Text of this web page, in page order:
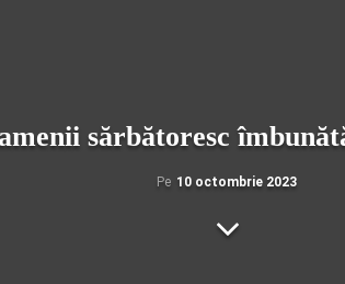
sărbătoresc
Pe 10 octombrie 2023